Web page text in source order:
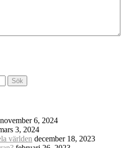
november 6, 2024
3, 2024
världen december 18, 2023